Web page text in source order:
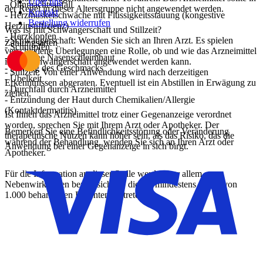
der Regel in dieser Altersgruppe nicht angewendet werden.
Was ist mit Schwangerschaft und Stillzeit?
- Schwangerschaft: Wenden Sie sich an Ihren Arzt. Es spielen
verschiedene Überlegungen eine Rolle, ob und wie das Arzneimittel
in der Schwangerschaft angewendet werden kann.
- Stillzeit: Von einer Anwendung wird nach derzeitigen
Erkenntnissen abgeraten. Eventuell ist ein Abstillen in Erwägung zu
ziehen.
Ist Ihnen das Arzneimittel trotz einer Gegenanzeige verordnet
worden, sprechen Sie mit Ihrem Arzt oder Apotheker. Der
therapeutische Nutzen kann höher sein, als das Risiko, das die
Anwendung bei einer Gegenanzeige in sich birgt.
- Ohnmachtsanfall
- Herzmuskelschwäche mit Flüssigkeitsstauung (kongestive
Herzinsuffizienz)
- Herzklopfen
- Schnupfen
- Trockene Nasenschleimhaut
- Störung des Geschmacks
- Übelkeit
- Durchfall durch Arzneimittel
- Entzündung der Haut durch Chemikalien/Allergie
(Kontaktdermatitis)
Bemerken Sie eine Befindlichkeitsstörung oder Veränderung
während der Behandlung, wenden Sie sich an Ihren Arzt oder
Apotheker.
Für die Information an dieser Stelle werden vor allem
Nebenwirkungen berücksichtigt, die bei mindestens einem von
1.000 behandelten Patienten auftreten.
Kontakt
Bestellung widerrufen
Zahlungsarten